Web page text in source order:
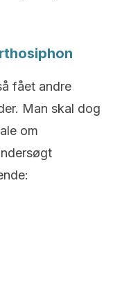
fået andre
Man skal dog
om